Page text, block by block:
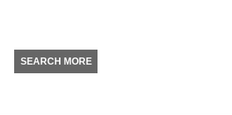
SEARCH MORE